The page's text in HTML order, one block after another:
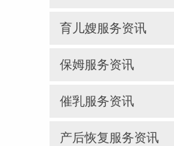
育儿嫂服务资讯
保姆服务资讯
催乳服务资讯
产后恢复服务资讯